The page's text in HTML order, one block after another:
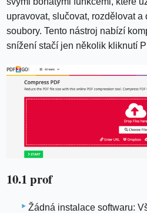
upravovat, slučovat, rozdělovat
soubory. Tento nástroj nabízí
snížení stačí jen několik kliknutí
10.1 prof
Žádná instalace softwaru: